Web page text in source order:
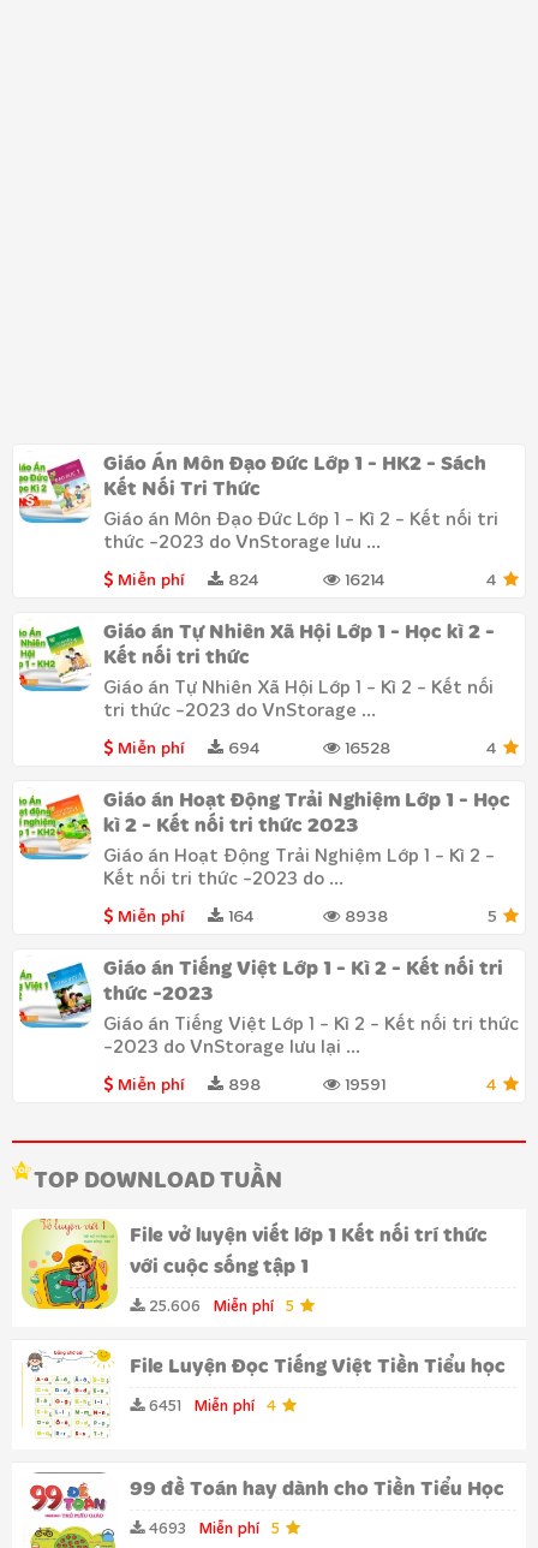
Giáo Án Môn Đạo Đức Lớp 1 - HK2 - Sách
Kết Nối Tri Thức
Giáo án Môn Đạo Đức Lớp 1 - Kì 2 - Kết nối tri
thức -2023 do VnStorage lưu ...
Miễn phí 824 16214 4
Giáo án Tự Nhiên Xã Hội Lớp 1 - Học kì 2 -
Kết nối tri thức
Giáo án Tự Nhiên Xã Hội Lớp 1 - Kì 2 - Kết nối
tri thức -2023 do VnStorage ...
Miễn phí 694 16528 4
Giáo án Hoạt Động Trải Nghiệm Lớp 1 - Học
kì 2 - Kết nối tri thức 2023
Giáo án Hoạt Động Trải Nghiệm Lớp 1 - Kì 2 -
Kết nối tri thức -2023 do ...
Miễn phí 164 8938 5
Giáo án Tiếng Việt Lớp 1 - Kì 2 - Kết nối tri
thức -2023
Giáo án Tiếng Việt Lớp 1 - Kì 2 - Kết nối tri thức
-2023 do VnStorage lưu lại ...
Miễn phí 898 19591 4
TOP DOWNLOAD TUẦN
File vở luyện viết lớp 1 Kết nối trí thức
với cuộc sống tập 1
25.606 Miễn phí 5
File Luyện Đọc Tiếng Việt Tiền Tiểu học
6451 Miễn phí 4
99 đề Toán hay dành cho Tiền Tiểu Học
4693 Miễn phí 5